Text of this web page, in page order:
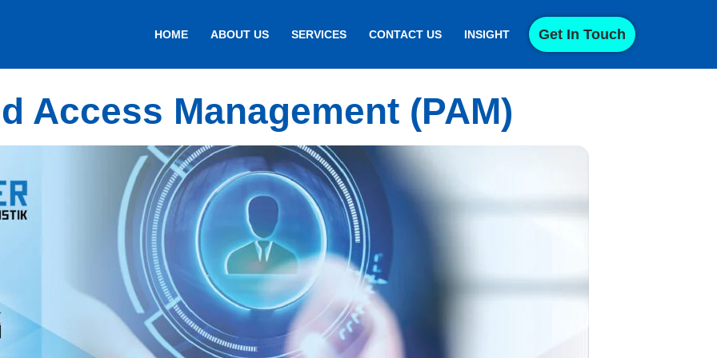
HOME ABOUT US SERVICES CONTACT US INSIGHT Get In Touch
Access Management (PAM)